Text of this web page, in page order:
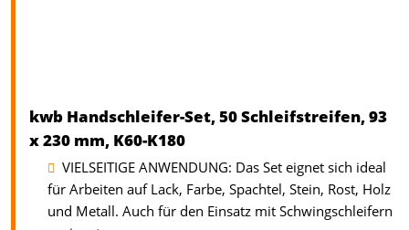
kwb Handschleifer-Set, 50 Schleifstreifen, 93
x 230 mm, K60-K180
VIELSEITIGE ANWENDUNG: Das Set eignet sich ideal
für Arbeiten auf Lack, Farbe, Spachtel, Stein, Rost, Holz
und Metall. Auch für den Einsatz mit Schwingschleifern